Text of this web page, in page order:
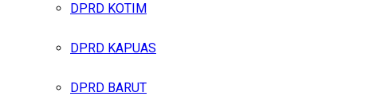
DPRD KOTIM
DPRD KAPUAS
DPRD BARUT